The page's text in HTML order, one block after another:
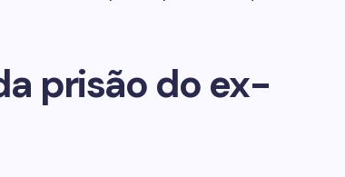
prisão do ex-